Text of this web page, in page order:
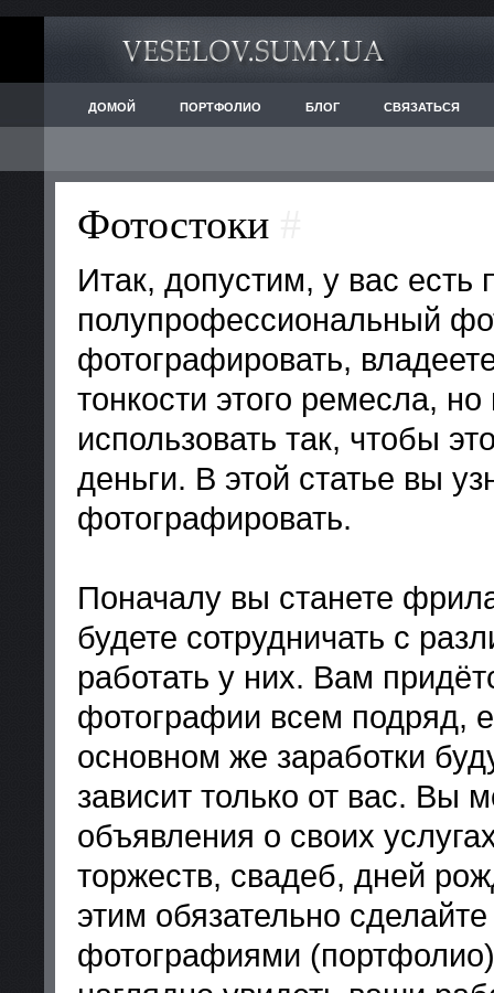
ДОМОЙ ПОРТФОЛИО БЛОГ СВЯЗАТЬСЯ
Фотостоки
Итак, допустим, у вас
полупрофессиональный
фотографировать,
тонкости этого ремесла, но
использовать так, чтобы
деньги. В этой статье вы
фотографировать.
Поначалу вы станете
будете сотрудничать с
работать у них. Вам
фотографии всем подряд,
основном же заработки
зависит только от вас. Вы
объявления о своих
торжеств, свадеб, дней
этим обязательно
фотографиями